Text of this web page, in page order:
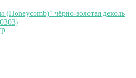
(Honeycomb)" чёрно-золотая деколь